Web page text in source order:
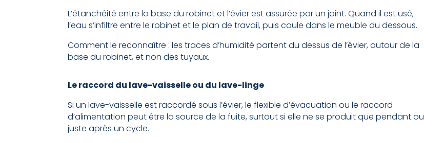
L’étanchéité entre la base du robinet et l’évier est assurée par un joint. Quand il est usé,
l’eau s’infiltre entre le robinet et le plan de travail, puis coule dans le meuble du dessous.
Comment le reconnaître : les traces d’humidité partent du dessus de l’évier, autour de la
base du robinet, et non des tuyaux.
Le raccord du lave-vaisselle ou du lave-linge
Si un lave-vaisselle est raccordé sous l’évier, le flexible d’évacuation ou le raccord
d’alimentation peut être la source de la fuite, surtout si elle ne se produit que pendant ou
juste après un cycle.